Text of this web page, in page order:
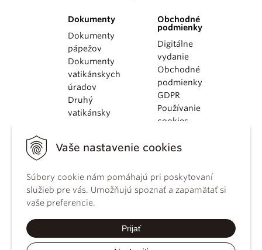
Vaše nastavenie cookies
Súbory cookie nám pomáhajú pri poskytovaní
služieb pre vás. Umožňujú spoznať a zapamätať si
vaše preferencie.
Prijať
Dokumenty
Dokumenty
pápežov
Dokumenty
vatikánskych
úradov
Druhý
vatikánsky
KBS
kánonického
práva
Katechizmus
Obchodné
podmienky
Digitálne
vydanie
Obchodné
podmienky
GDPR
Používanie
cookies